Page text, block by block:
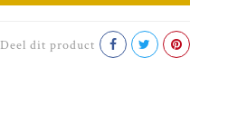
Deel dit product